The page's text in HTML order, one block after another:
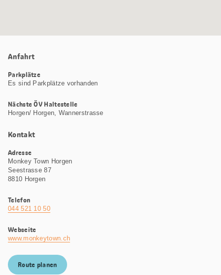
Anfahrt
Parkplätze
Es sind Parkplätze vorhanden
Nächste ÖV Haltestelle
Horgen/ Horgen, Wannerstrasse
Kontakt
Adresse
Monkey Town Horgen
Seestrasse 87
8810 Horgen
Telefon
044 521 10 50
Webseite
www.monkeytown.ch
Route planen